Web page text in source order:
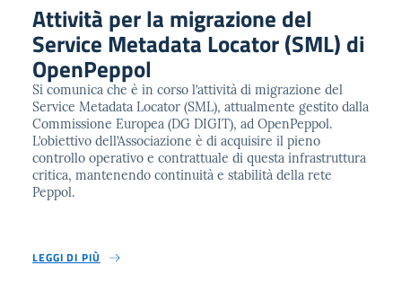
Attività per la migrazione del
Service Metadata Locator (SML) di
OpenPeppol
Si comunica che è in corso l’attività di migrazione del
Service Metadata Locator (SML), attualmente gestito dalla
Commissione Europea (DG DIGIT), ad OpenPeppol.
L’obiettivo dell’Associazione è di acquisire il pieno
controllo operativo e contrattuale di questa infrastruttura
critica, mantenendo continuità e stabilità della rete
Peppol.
LEGGI DI PIÙ